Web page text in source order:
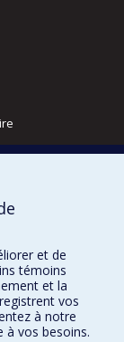
et de
témoins
et la
vos
à notre
à vos besoins.